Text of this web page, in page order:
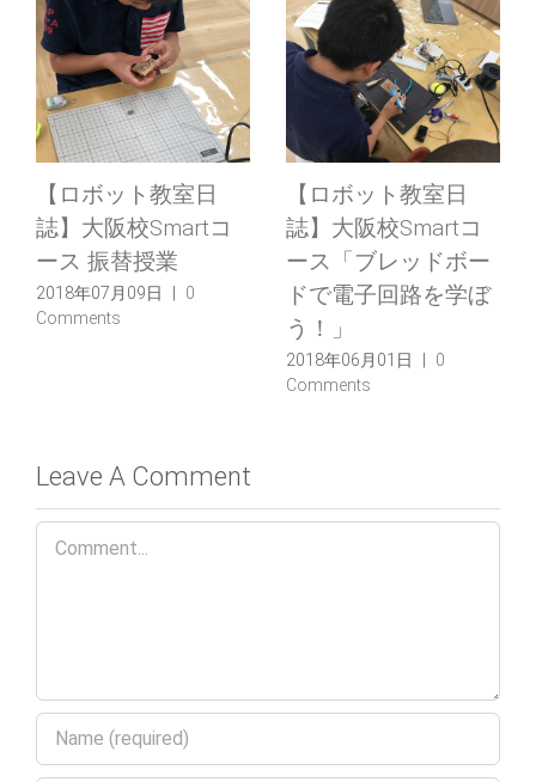
コ
ー
ぼ
【ロボット教室日
誌】大阪校Smartコ
ース「電子工作入門
ゲルマニウムラジオ
を作ろう」
【那覇校】3/18(
修了制作発表会
者募集のお知らせ
2018年02月13日 |
Leave A Comment
Comment